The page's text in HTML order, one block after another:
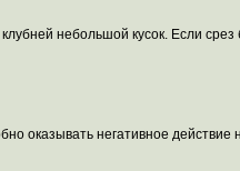
небольшой кусок. Если
оказывать негативное